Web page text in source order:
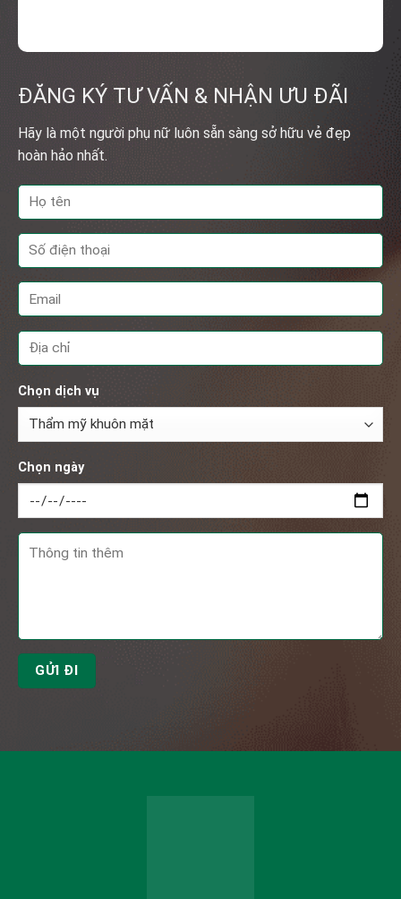
ĐĂNG KÝ TƯ VẤN & NHẬN ƯU ĐÃI
Hãy là một người phụ nữ luôn sẵn sàng sở hữu vẻ đẹp
hoàn hảo nhất.
Chọn dịch vụ
Chọn ngày